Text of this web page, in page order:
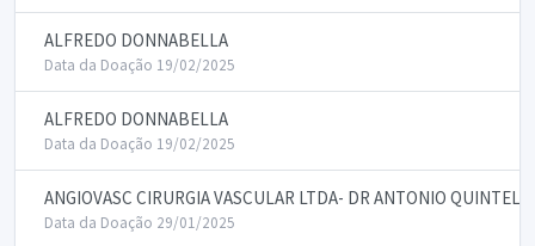
ALFREDO DONNABELLA
Data da Doação 19/02/2025
ALFREDO DONNABELLA
Data da Doação 19/02/2025
ANGIOVASC CIRURGIA VASCULAR LTDA- DR ANTONIO
Data da Doação 29/01/2025